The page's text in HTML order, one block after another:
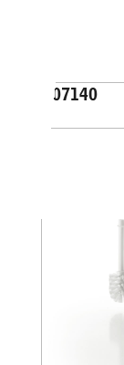
A07140